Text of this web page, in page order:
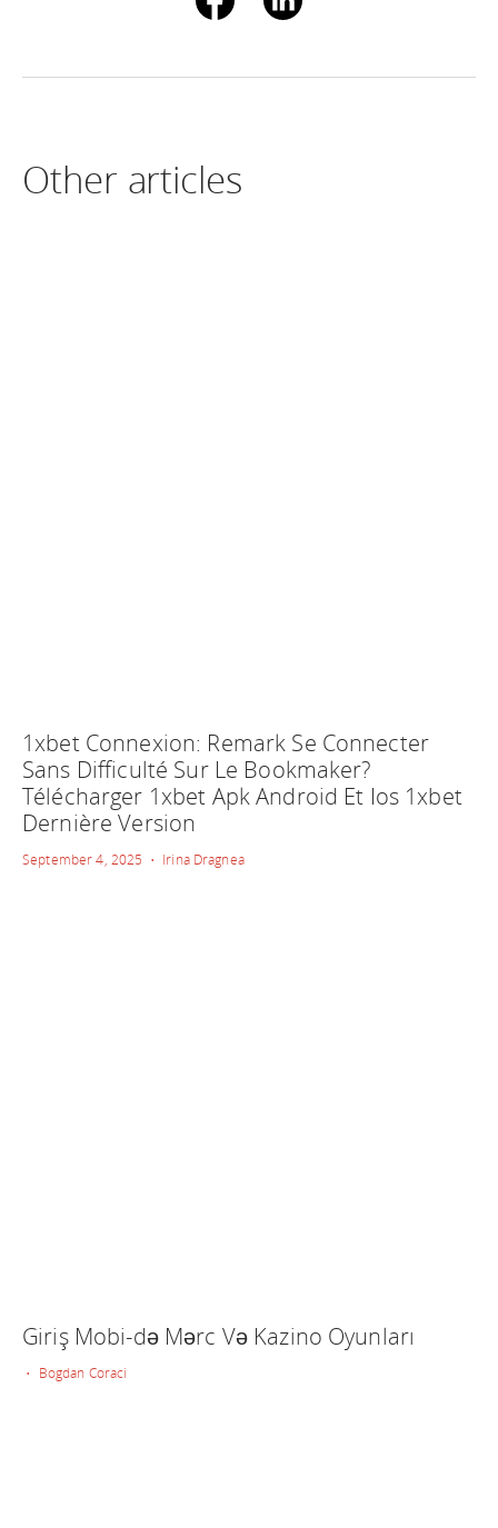
Other articles
1xbet Connexion: Remark Se Connecter
Sans Difficulté Sur Le Bookmaker?
Télécharger 1xbet Apk Android Et Ios 1xbet
Dernière Version
September 4, 2025 • Irina Dragnea
Giriş Mobi-də Mərc Və Kazino Oyunları
• Bogdan Coraci